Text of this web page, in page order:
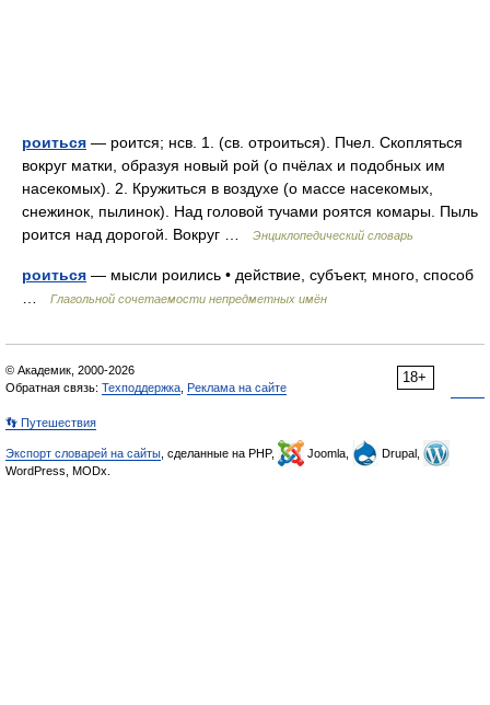
роиться — роится; нсв. 1. (св. отроиться). Пчел. Скопляться
вокруг матки, образуя новый рой (о пчёлах и подобных им
насекомых). 2. Кружиться в воздухе (о массе насекомых,
снежинок, пылинок). Над головой тучами роятся комары. Пыль
роится над дорогой. Вокруг …
Энциклопедический словарь
роиться — мысли роились • действие, субъект, много, способ
Глагольной сочетаемости непредметных имён
18+
© Академик, 2000-2026
Обратная связь: Техподдержка Реклама на сайте
👣 Путешествия
Экспорт словарей на сайты , сделанные на PHP, Joomla,
Drupal,
WordPress, MODx.